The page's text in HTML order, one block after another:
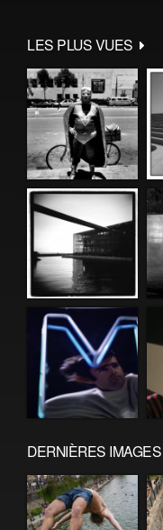
LES PLUS VUES
DERNIÈRES IMAGES